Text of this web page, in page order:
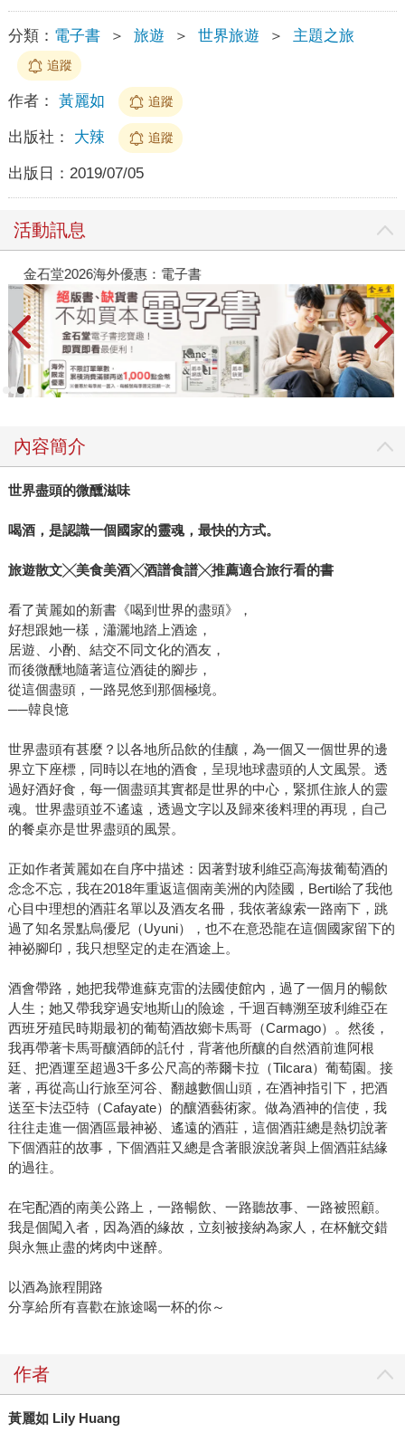
分類： 電子書 ＞ 旅遊 ＞ 世界旅遊 ＞ 主題之旅
追蹤
作者： 黃麗如 追蹤
出版社： 大辣 追蹤
出版日： 2019/07/05
活動訊息
金石堂2026海外優惠：電子書
內容簡介
世界盡頭的微醺滋味
喝酒，是認識一個國家的靈魂，最快的方式。
旅遊散文╳美食美酒╳酒譜食譜╳推薦適合旅行看的書
看了黃麗如的新書《喝到世界的盡頭》，
好想跟她一樣，瀟灑地踏上酒途，
居遊、小酌、結交不同文化的酒友，
而後微醺地隨著這位酒徒的腳步，
從這個盡頭，一路晃悠到那個極境。
──韓良憶
世界盡頭有甚麼？以各地所品飲的佳釀，為一個又一個世界的邊
界立下座標，同時以在地的酒食，呈現地球盡頭的人文風景。透
過好酒好食，每一個盡頭其實都是世界的中心，緊抓住旅人的靈
魂。世界盡頭並不遙遠，透過文字以及歸來後料理的再現，自己
的餐桌亦是世界盡頭的風景。
正如作者黃麗如在自序中描述：因著對玻利維亞高海拔葡萄酒的
念念不忘，我在2018年重返這個南美洲的內陸國，Bertil給了我他
心目中理想的酒莊名單以及酒友名冊，我依著線索一路南下，跳
過了知名景點烏優尼（Uyuni），也不在意恐龍在這個國家留下的
神祕腳印，我只想堅定的走在酒途上。
酒會帶路，她把我帶進蘇克雷的法國使館內，過了一個月的暢飲
人生；她又帶我穿過安地斯山的險途，千迴百轉溯至玻利維亞在
西班牙殖民時期最初的葡萄酒故鄉卡馬哥（Carmago）。然後，
我再帶著卡馬哥釀酒師的託付，背著他所釀的自然酒前進阿根
廷、把酒運至超過3千多公尺高的蒂爾卡拉（Tilcara）葡萄園。接
著，再從高山行旅至河谷、翻越數個山頭，在酒神指引下，把酒
送至卡法亞特（Cafayate）的釀酒藝術家。做為酒神的信使，我
往往走進一個酒區最神祕、遙遠的酒莊，這個酒莊總是熱切說著
下個酒莊的故事，下個酒莊又總是含著眼淚說著與上個酒莊結緣
的過往。
在宅配酒的南美公路上，一路暢飲、一路聽故事、一路被照顧。
我是個闖入者，因為酒的緣故，立刻被接納為家人，在杯觥交錯
與永無止盡的烤肉中迷醉。
以酒為旅程開路
分享給所有喜歡在旅途喝一杯的你～
作者
黃麗如 Lily Huang